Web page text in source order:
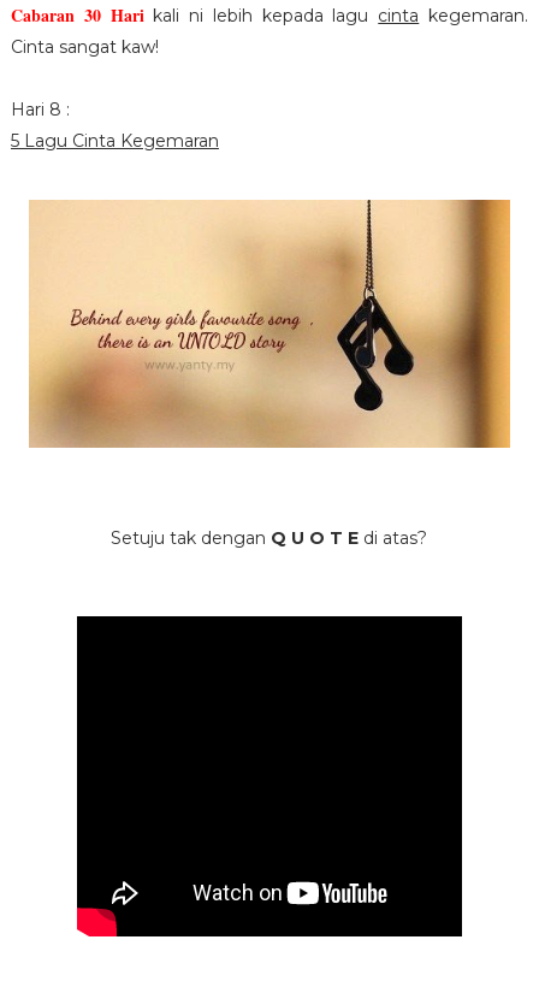
Cabaran 30 Hari kali ni lebih kepada lagu cinta kegemaran.
Cinta sangat kaw!
Hari 8 :
5 Lagu Cinta Kegemaran
Setuju tak dengan Q U O T E di atas?